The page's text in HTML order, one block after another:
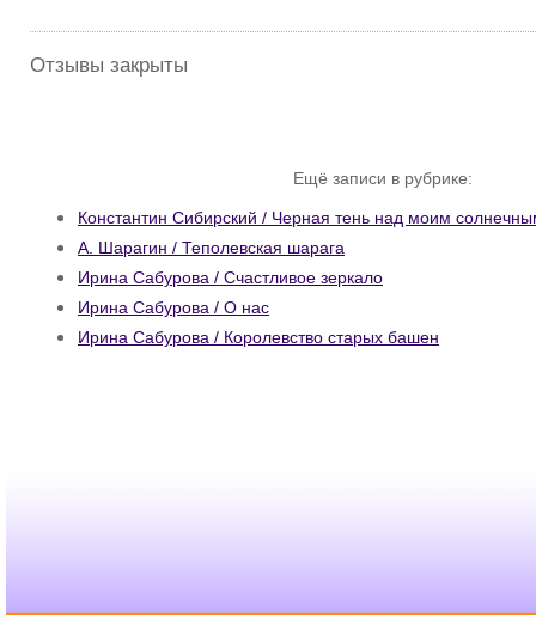
Отзывы закрыты
Ещё записи в рубрике:
Константин Сибирский / Черная тень над моим
А. Шарагин / Теполевская шарага
Ирина Сабурова / Счастливое зеркало
Ирина Сабурова / О нас
Ирина Сабурова / Королевство старых башен